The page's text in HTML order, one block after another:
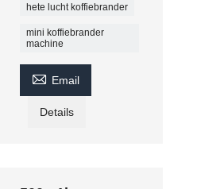
hete lucht koffiebrander
mini koffiebrander
machine
 Email
Details